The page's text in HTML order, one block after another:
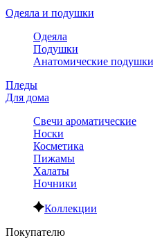
Одеяла и подушки
Одеяла
Подушки
Анатомические подушки
Пледы
Для дома
Свечи ароматические
Носки
Косметика
Пижамы
Халаты
Ночники
Коллекции
Покупателю